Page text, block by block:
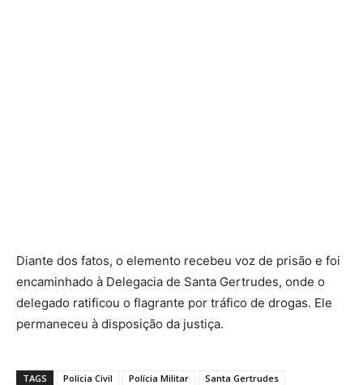
Diante dos fatos, o elemento recebeu voz de prisão e foi
encaminhado à Delegacia de Santa Gertrudes, onde o
delegado ratificou o flagrante por tráfico de drogas. Ele
permaneceu à disposição da justiça.
TAGS Polícia Civil Polícia Militar
Santa Gertrudes